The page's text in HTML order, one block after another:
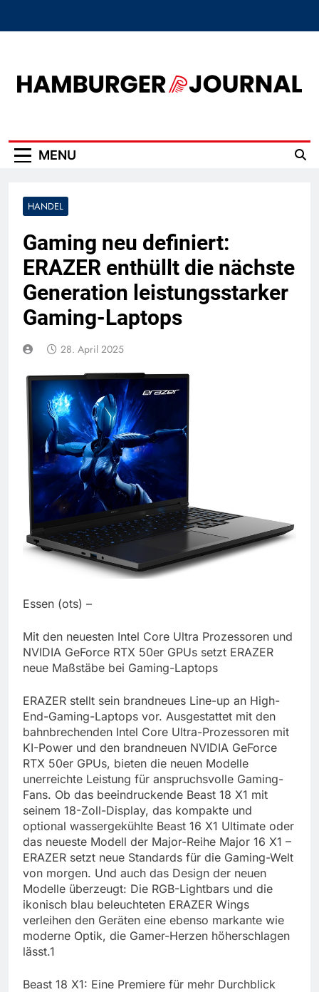
MENU
HANDEL
Gaming neu definiert:
ERAZER enthüllt die nächste
Generation leistungsstarker
Gaming-Laptops
28. April 2025
Essen (ots) –
Mit den neuesten Intel Core Ultra Prozessoren und
NVIDIA GeForce RTX 50er GPUs setzt ERAZER
neue Maßstäbe bei Gaming-Laptops
ERAZER stellt sein brandneues Line-up an High-
End-Gaming-Laptops vor. Ausgestattet mit den
bahnbrechenden Intel Core Ultra-Prozessoren mit
KI-Power und den brandneuen NVIDIA GeForce
RTX 50er GPUs, bieten die neuen Modelle
unerreichte Leistung für anspruchsvolle Gaming-
Fans. Ob das beeindruckende Beast 18 X1 mit
seinem 18-Zoll-Display, das kompakte und
optional wassergekühlte Beast 16 X1 Ultimate oder
das neueste Modell der Major-Reihe Major 16 X1 –
ERAZER setzt neue Standards für die Gaming-Welt
von morgen. Und auch das Design der neuen
Modelle überzeugt: Die RGB-Lightbars und die
ikonisch blau beleuchteten ERAZER Wings
verleihen den Geräten eine ebenso markante wie
moderne Optik, die Gamer-Herzen höherschlagen
lässt.1
Beast 18 X1: Eine Premiere für mehr Durchblick